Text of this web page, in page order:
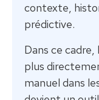
contexte,
prédictive.
Dans ce cadre,
plus
manuel dans